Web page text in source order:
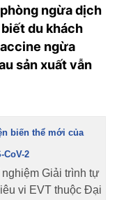
ngừa dịch
du khách
ngừa
sản xuất vẫn
biến thể mới của
CoV-2
nghiệm Giải trình tự
vi EVT thuộc Đại